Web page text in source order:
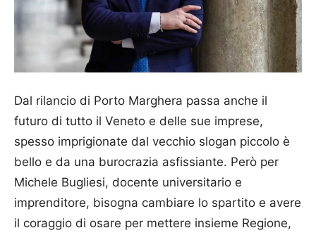
Dal rilancio di Porto Marghera passa anche il
futuro di tutto il Veneto e delle sue imprese,
spesso imprigionate dal vecchio slogan piccolo è
bello e da una burocrazia asfissiante. Però per
Michele Bugliesi, docente universitario e
imprenditore, bisogna cambiare lo spartito e avere
il coraggio di osare per mettere insieme Regione,